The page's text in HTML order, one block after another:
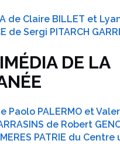
de Claire BILLET et
de Sergi PITARCH
DE LA
Paolo PALERMO et
de Robert
PATRIE du